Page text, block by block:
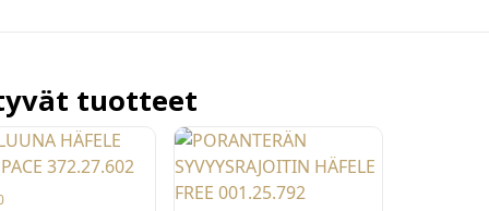
tuotteet